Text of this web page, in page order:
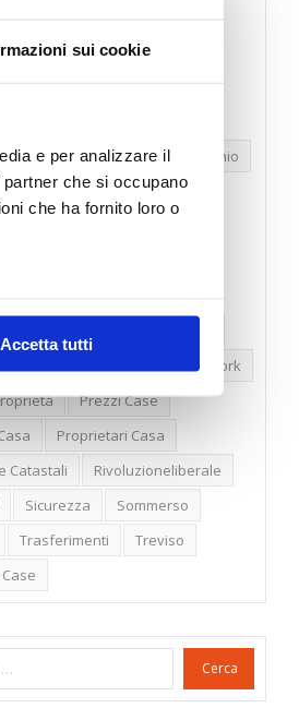
sui cookie
e per analizzare il
che si occupano
che ha fornito loro o
Accetta tutti
Carenza Alloggi
Immobiliari
Condominio
Confedilizia.EU
New York
Prezzi Case
Proprietari Casa
Catastali
Rivoluzioneliberale
Sicurezza
Sommerso
Trasferimenti
Treviso
Cerca